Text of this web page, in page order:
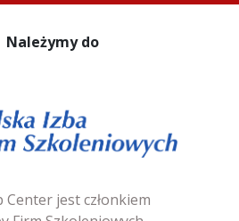
Należymy do
Center jest członkiem